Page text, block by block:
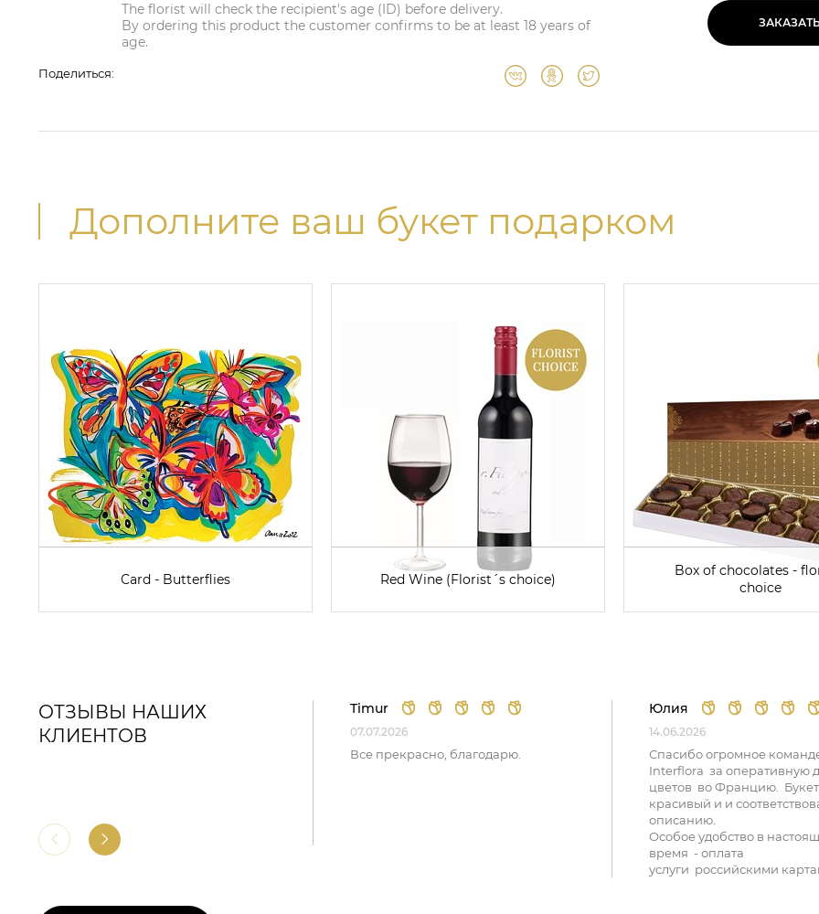
The florist will check the recipient's age (ID) before delivery.
By ordering this product the customer confirms to be at least 18 years of
age.
Поделиться:
Дополните ваш букет подарком
Card - Butterflies Red Wine (Florist´s choice)
Box of chocolates -
choice
ОТЗЫВЫ НАШИХ
КЛИЕНТОВ
Timur
07.07.2026
Все прекрасно, благодарю.
Юлия
14.06.2026
Спасибо огромное
Interflora за оперативную
цветов во Францию.
красивый и и
описанию.
Особое удобство в
время - оплата
услуги российскими